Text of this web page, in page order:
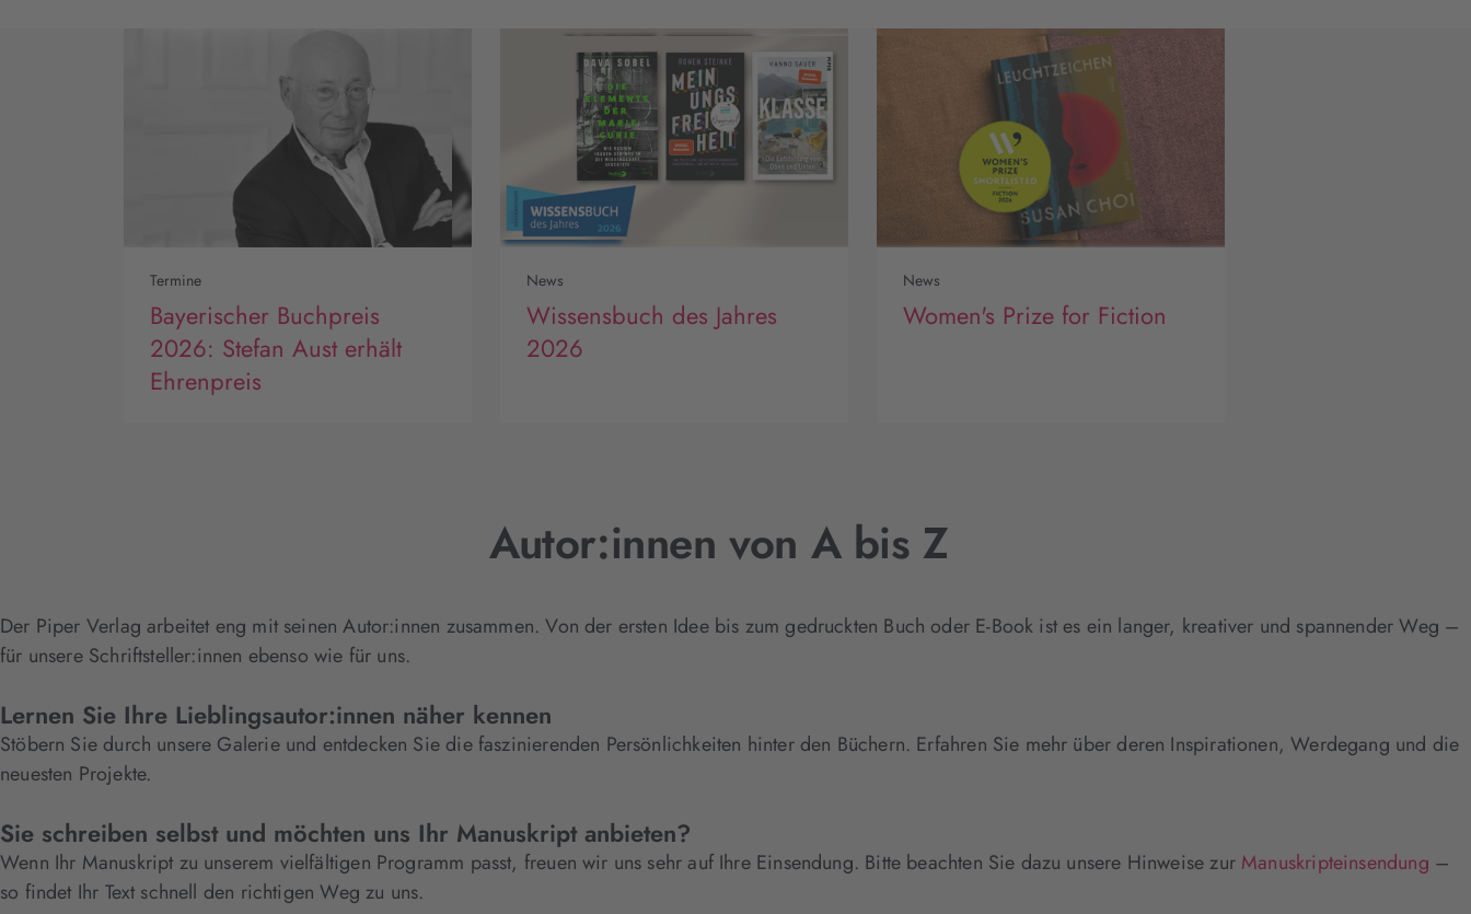
Termine
Bayerischer Buchpreis
2026: Stefan Aust erhält
Ehrenpreis
News
Wissensbuch des Jahres
2026
News
Women's Prize for Fiction
Autor:innen von A bis Z
Der Piper Verlag arbeitet eng mit seinen Autor:innen zusammen. Von der ersten Idee bis zum gedruckten Buch oder E-Book ist es ein langer, kreativer und spannender Weg –
für unsere Schriftsteller:innen ebenso wie für uns.
Lernen Sie Ihre Lieblingsautor:innen näher kennen
Stöbern Sie durch unsere Galerie und entdecken Sie die faszinierenden Persönlichkeiten hinter den Büchern. Erfahren Sie mehr über deren Inspirationen, Werdegang und die
neuesten Projekte.
Sie schreiben selbst und möchten uns Ihr Manuskript anbieten?
Wenn Ihr Manuskript zu unserem vielfältigen Programm passt, freuen wir uns sehr auf Ihre Einsendung. Bitte beachten Sie dazu unsere Hinweise zur Manuskripteinsendung –
so findet Ihr Text schnell den richtigen Weg zu uns.